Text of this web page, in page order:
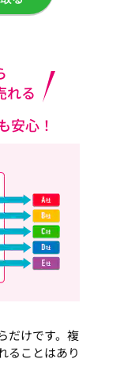
れる
安心！
だけです。複
ることはあり